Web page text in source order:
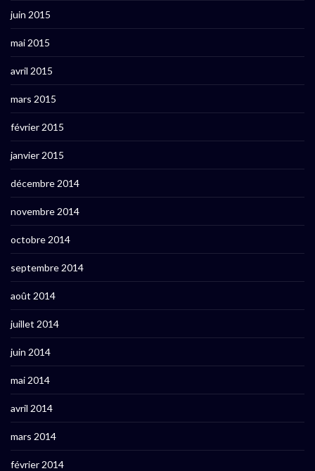
juin 2015
mai 2015
avril 2015
mars 2015
février 2015
janvier 2015
décembre 2014
novembre 2014
octobre 2014
septembre 2014
août 2014
juillet 2014
juin 2014
mai 2014
avril 2014
mars 2014
février 2014